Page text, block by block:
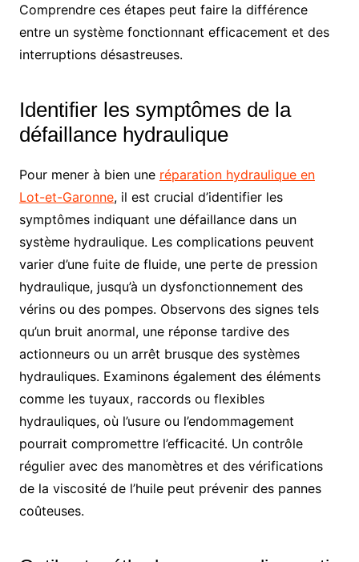
Comprendre ces étapes peut faire la différence
entre un système fonctionnant efficacement et des
interruptions désastreuses.
Identifier les symptômes de la
défaillance hydraulique
Pour mener à bien une réparation hydraulique en
Lot-et-Garonne, il est crucial d’identifier les
symptômes indiquant une défaillance dans un
système hydraulique. Les complications peuvent
varier d’une fuite de fluide, une perte de pression
hydraulique, jusqu’à un dysfonctionnement des
vérins ou des pompes. Observons des signes tels
qu’un bruit anormal, une réponse tardive des
actionneurs ou un arrêt brusque des systèmes
hydrauliques. Examinons également des éléments
comme les tuyaux, raccords ou flexibles
hydrauliques, où l’usure ou l’endommagement
pourrait compromettre l’efficacité. Un contrôle
régulier avec des manomètres et des vérifications
de la viscosité de l’huile peut prévenir des pannes
coûteuses.